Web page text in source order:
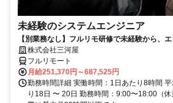
未経験のシステムエンジニア
【別業務なし】フルリモ研修で未経験から、
株式会社三河屋
フルリモート
月給251,370円～687,525円
勤務時間詳細 実働時間：1日あたり8時間
り18日 〜 20日 勤務時間：9:00〜18:00（